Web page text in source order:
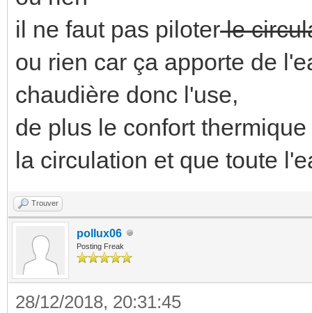
il ne faut pas piloterle
ou rien car ça apporte de
chaudière donc l'use,
de plus le confort
la circulation et que toute
Trouver
pollux06
Posting Freak
28/12/2018, 20:31:45